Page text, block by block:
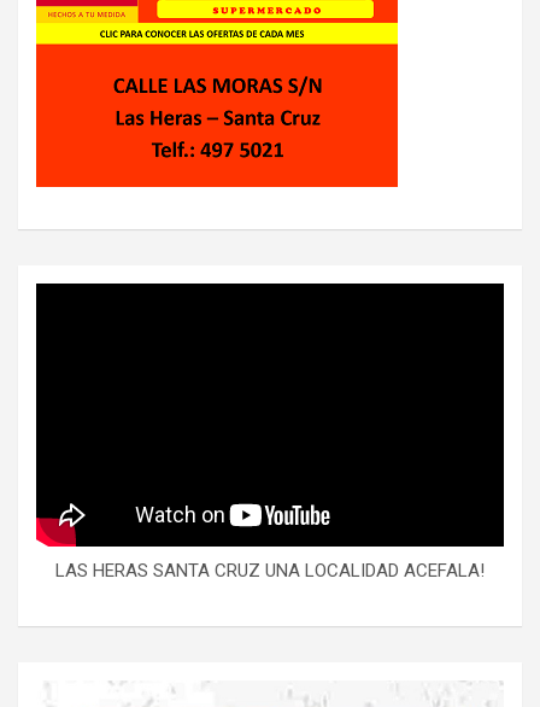
LAS HERAS SANTA CRUZ UNA LOCALIDAD ACEFALA!